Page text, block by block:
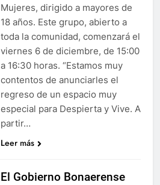
Mujeres, dirigido a mayores de
18 años. Este grupo, abierto a
toda la comunidad, comenzará el
viernes 6 de diciembre, de 15:00
a 16:30 horas. “Estamos muy
contentos de anunciarles el
regreso de un espacio muy
especial para Despierta y Vive. A
partir…
Leer más
El Gobierno Bonaerense